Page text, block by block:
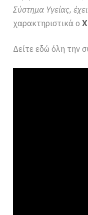
Σύστημα Υγείας,
χαρακτηριστικά ο
Δείτε εδώ όλη την